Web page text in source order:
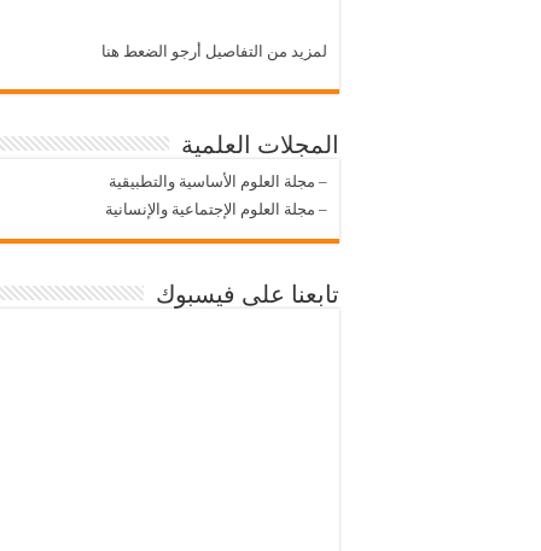
لمزيد من التفاصيل أرجو الضعط هنا
المجلات العلمية
– مجلة العلوم الأساسية والتطبيقية
– مجلة العلوم الإجتماعية والإنسانية
تابعنا على فيسبوك